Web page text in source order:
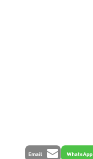
WhatsApp
Email